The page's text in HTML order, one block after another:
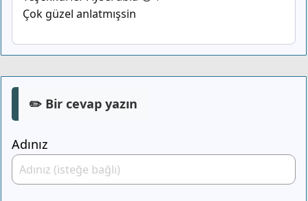
Çok güzel anlatmışsin
✏️ Bir cevap yazın
Adınız